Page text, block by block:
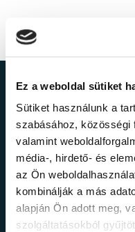
Ez a weboldal sütiket
Sütiket használunk a
szabásához,
valamint
média-, hirdető- és
az Ön
kombinálják a más
alapján Ön adott meg,
szolgáltatásokból
Ne
Értesülj elsőként
legfrissebb